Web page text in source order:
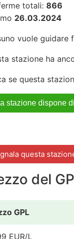
totali: 866
26.03.2024
vuole guidare
stazione ha
se questa
questa
del
GPL
EUR/L